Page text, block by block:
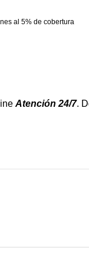
al 5% de cobertura
Atención 24/7.